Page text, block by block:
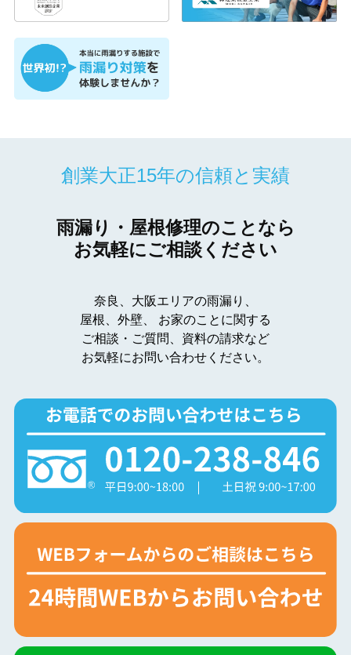
創業大正15年の信頼と実績
雨漏り・屋根修理のことなら
お気軽にご相談ください
奈良、大阪エリアの雨漏り、
屋根、外壁、
お家のことに関する
ご相談・ご質問、資料の請求など
お気軽にお問い合わせください。